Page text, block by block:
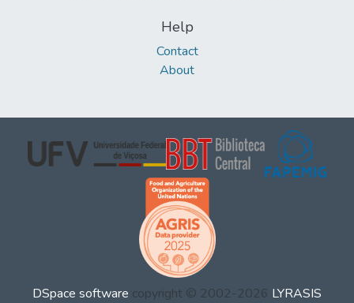
Help
Contact
About
DSpace software copyright © 2002-2026 LYRASIS